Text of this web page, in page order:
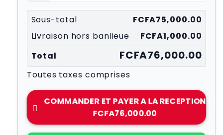
Sous-total
FCFA75,000.00
Livraison hors banlieue
FCFA1,000.00
Total
FCFA76,000.00
Toutes taxes comprises
COMMANDER ET PAYER A LA RECEPTION
FCFA76,000.00